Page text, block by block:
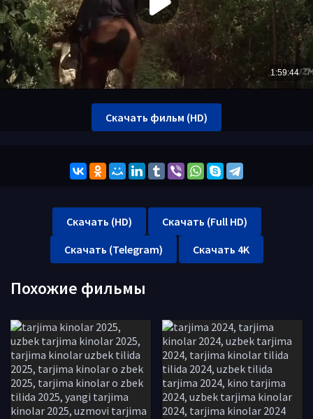
Скачать фильм (HD)
Скачать (HD)
Скачать (Full HD)
Скачать (Telegram)
Скачать 4K
Похожие фильмы